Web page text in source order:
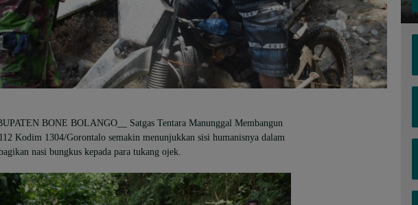
BONE BOLANGO_
_ Satgas Tentara Manunggal Membangun
Kodim 1304/Gorontalo semakin menunjukkan sisi humanisnya dalam
nasi bungkus kepada para tukang ojek.